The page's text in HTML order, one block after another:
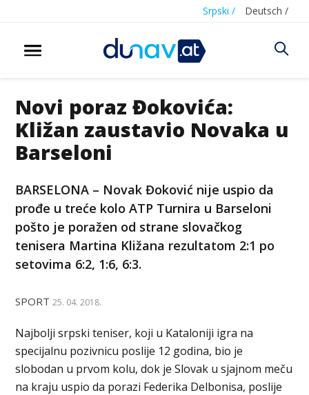
Srpski / Deutsch /
Novi poraz Đokovića:
Kližan zaustavio Novaka u
Barseloni
BARSELONA – Novak Đoković nije uspio da
prođe u treće kolo ATP Turnira u Barseloni
pošto je poražen od strane slovačkog
tenisera Martina Kližana rezultatom 2:1 po
setovima 6:2, 1:6, 6:3.
SPORT 25. 04. 2018.
Najbolji srpski teniser, koji u Kataloniji igra na
specijalnu pozivnicu poslije 12 godina, bio je
slobodan u prvom kolu, dok je Slovak u sjajnom meču
na kraju uspio da porazi Federika Delbonisa, poslije